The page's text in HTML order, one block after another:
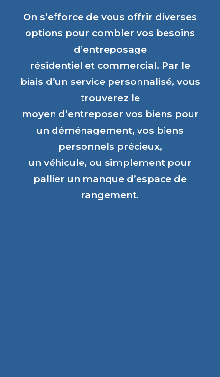
On s’efforce de vous offrir diverses
options pour combler vos besoins
d’entreposage
résidentiel et commercial. Par le
biais d’un service personnalisé, vous
trouverez le
moyen d’entreposer vos biens pour
un déménagement, vos biens
personnels précieux,
un véhicule, ou simplement pour
pallier un manque d’espace de
rangement.